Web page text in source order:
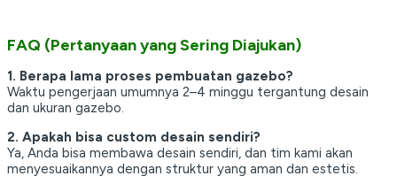
FAQ (Pertanyaan yang Sering Diajukan)
1. Berapa lama proses pembuatan gazebo?
Waktu pengerjaan umumnya 2–4 minggu tergantung desain
dan ukuran gazebo.
2. Apakah bisa custom desain sendiri?
Ya, Anda bisa membawa desain sendiri, dan tim kami akan
menyesuaikannya dengan struktur yang aman dan estetis.